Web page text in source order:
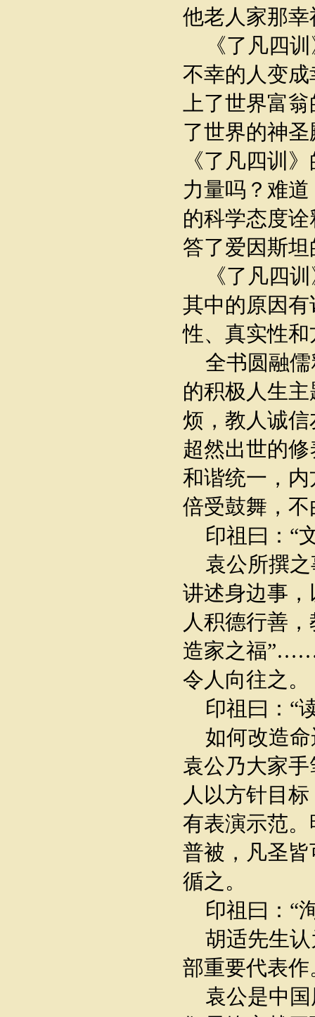
他老人家那
《了凡四训
不幸的人变
上了世界富
了世界的神
《了凡四训
力量吗？难
的科学态度
答了爱因斯
《了凡四训
其中的原因
性、真实性
全书圆融儒
的积极人生
烦，教人诚
超然出世的
和谐统一，
倍受鼓舞，
印祖曰：“
袁公所撰之
讲述身边事
人积德行善
造家之福”……
令人向往之。
印祖曰：“
如何改造命
袁公乃大家
人以方针目
有表演示范
普被，凡圣
循之。
印祖曰：“
胡适先生认
部重要代表作
袁公是中国